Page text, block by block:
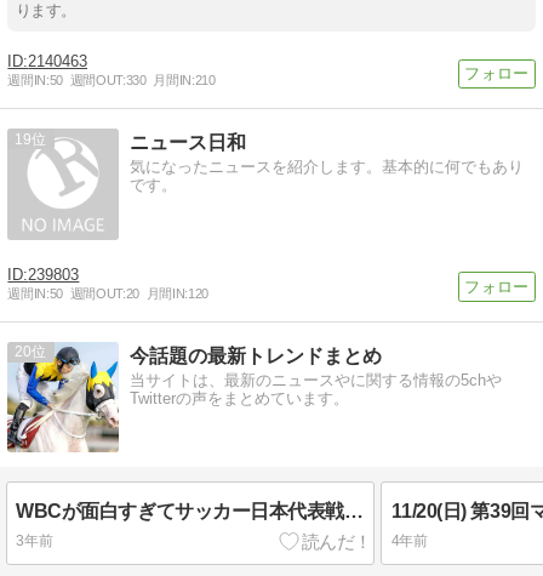
ります。
2140463
週間IN:50 週間OUT:330 月間IN:210
19 ニュース日和
気になったニュースを紹介します。基本的に何でもあり
です。
239803
週間IN:50 週間OUT:20 月間IN:120
20 今話題の最新トレンドまとめ
当サイトは、最新のニュースやに関する情報の5chや
Twitterの声をまとめています。
WBCが面白すぎてサッカー日本代表戦がつまらない
3年前 4年前